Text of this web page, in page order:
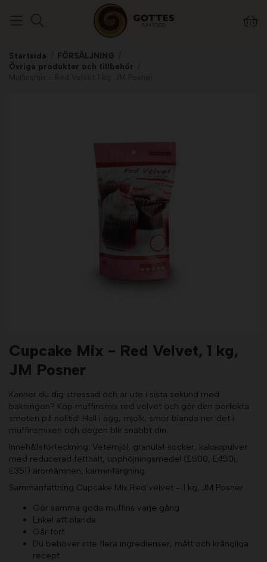
Startsida FÖRSÄLJNING
Övriga produkter och tillbehör
Cupcake Mix - Red Velvet, 1 kg,
JM Posner
Känner du dig stressad och är ute i sista sekund med
bakningen? Köp muffinsmix red velvet och gör den perfekta
smeten på nolltid. Häll i ägg, mjölk, smör blanda ner det i
muffinsmixen och degen blir snabbt din.
Innehållsförteckning: Vetemjöl, granulat socker, kakaopulver
med reducerad fetthalt, upphöjningsmedel (E500, E450i,
E351) aromämnen, karminfärgning.
Sammanfattning Cupcake Mix Red velvet - 1 kg, JM Posner
Gör samma goda muffins varje gång
Enkel att blanda
Går fort
Du behöver inte flera ingredienser, mått och krångliga
recept